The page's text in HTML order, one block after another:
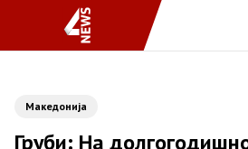
Македонија
Груби: На